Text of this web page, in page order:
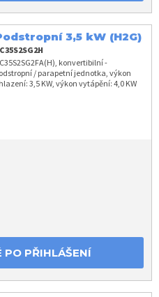
3,5 kW (H2G)
konvertibilní -
/ parapetní jednotka, výkon
3,5 KW, výkon vytápění: 4,0 KW
PO PŘIHLÁŠENÍ